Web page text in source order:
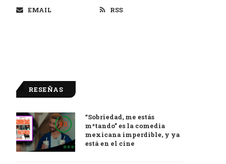
EMAIL
RSS
RESEÑAS
9.0
“Sobriedad, me estás
m*tando” es la comedia
mexicana imperdible, y ya
está en el cine